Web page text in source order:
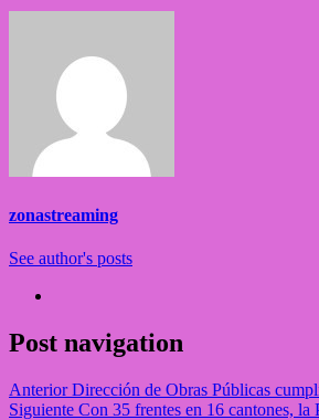
zonastreaming
See author's posts
Post navigation
AnteriorDirección de Obras Públicas
Siguiente Con 35 frentes en 16 cantones,